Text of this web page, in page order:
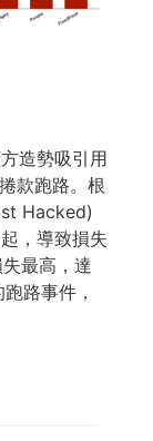
造勢吸引用
款跑路。根
Hacked)
，導致損失
最高，達
路事件，